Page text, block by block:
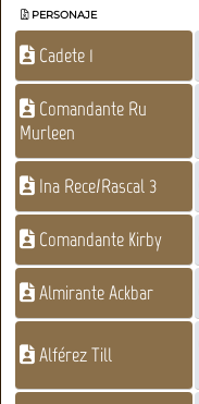
PERSONAJE
Cadete 1
Comandante Ru
Murleen
Ina Rece/Rascal 3
Comandante Kirby
Almirante Ackbar
Alférez Till